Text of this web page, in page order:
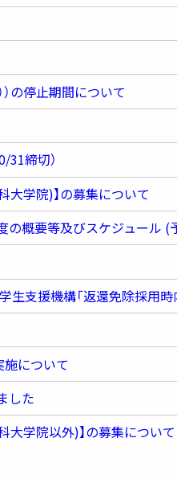
の停止期間について
31締切）
大学院)】の募集について
概要等及びスケジュール (
援機構「返還免除採用時
施について
した
学院以外)】の募集について